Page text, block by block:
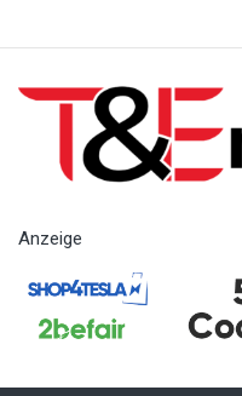
Anzeige